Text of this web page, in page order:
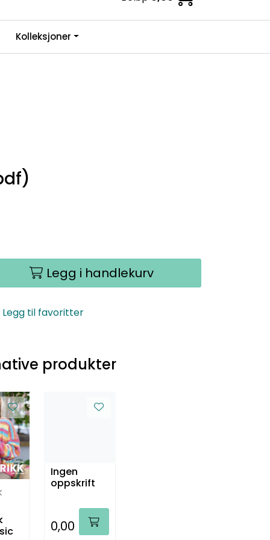
Infosenter
Kolleksjoner
Legg i handlekurv
Legg til favoritter
produkter
Ingen
oppskrift
0,00